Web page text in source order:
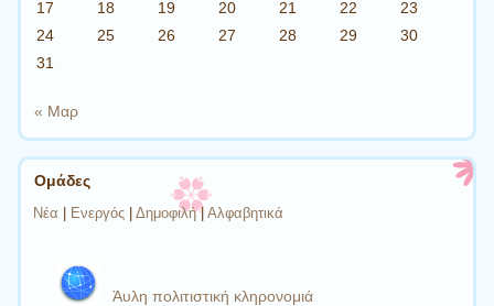
17
18 19 20 21 22
23
24
25 26 27 28 29
30
31
« Μαρ
Ομάδες
Νέα Ενεργός Δημοφιλή | Αλφαβητικά
Άυλη πολιτιστική κληρονομιά